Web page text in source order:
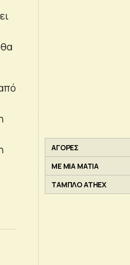
ΑΓΟΡΕΣ
ΜΕ ΜΙΑ ΜΑΤΙΑ
ΤΑΜΠΛΟ ATHEX